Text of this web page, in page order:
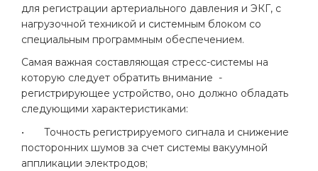
для регистрации артериального давления и ЭКГ, с
нагрузочной техникой и системным блоком со
специальным программным обеспечением.
Самая важная составляющая стресс-системы на
которую следует обратить внимание -
регистрирующее устройство, оно должно обладать
следующими характеристиками:
•
Точность регистрируемого сигнала и снижение
посторонних шумов за счет системы вакуумной
аппликации электродов;